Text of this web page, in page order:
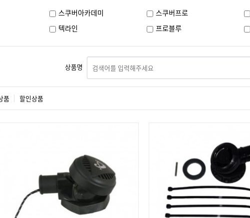
스쿠버아카데미 스쿠버프로
텍라인 프로블루
상품명
품 할인상품